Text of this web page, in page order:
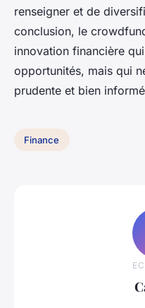
renseigner et de
conclusion, le
innovation financière
opportunités, mais qui
prudente et bien
Finance